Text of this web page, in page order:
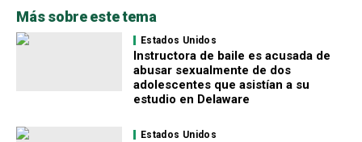
Más sobre este tema
Estados Unidos
Instructora de baile es acusada de
abusar sexualmente de dos
adolescentes que asistían a su
estudio en Delaware
Estados Unidos